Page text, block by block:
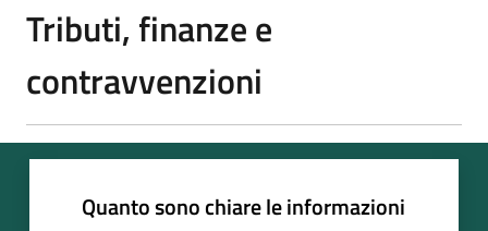
Tributi, finanze e
contravvenzioni
Quanto sono chiare le informazioni